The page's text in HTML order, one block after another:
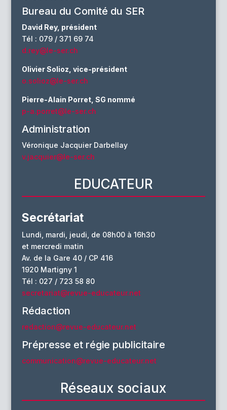
Bureau du Comité du SER
David Rey, président
Tél : 079 / 371 69 74
d.rey@le-ser.ch
Olivier Solioz, vice-président
o.solioz@le-ser.ch
Pierre-Alain Porret, SG nommé
p-a.porret@le-ser.ch
Administration
Véronique Jacquier Darbellay
v.jacquier@le-ser.ch
EDUCATEUR
Secrétariat
Lundi, mardi, jeudi, de 08h00 à 16h30
et mercredi matin
Av. de la Gare 40 / CP 416
1920 Martigny 1
Tél : 027 / 723 58 80
secretariat@revue-educateur.net
Rédaction
redaction@revue-educateur.net
Prépresse et régie publicitaire
communication@revue-educateur.net
Réseaux sociaux